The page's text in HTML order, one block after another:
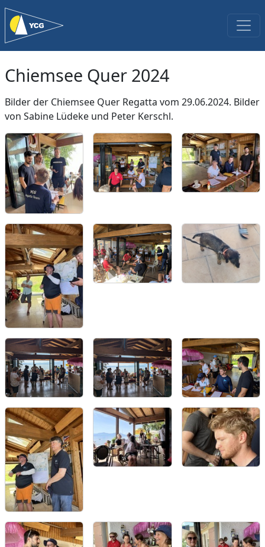
Chiemsee Quer 2024
Bilder der Chiemsee Quer Regatta vom 29.06.2024. Bilder
von Sabine Lüdeke und Peter Kerschl.